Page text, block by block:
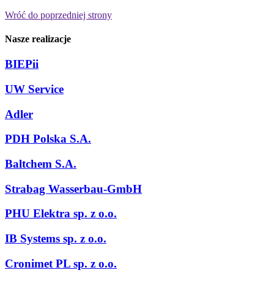
Wróć do poprzedniej strony
Nasze realizacje
BIEPii
UW Service
Adler
PDH Polska S.A.
Baltchem S.A.
Strabag Wasserbau-GmbH
PHU Elektra sp. z o.o.
IB Systems sp. z o.o.
Cronimet PL sp. z o.o.